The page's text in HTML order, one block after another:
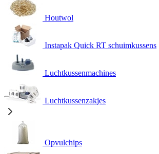
Houtwol
Instapak Quick RT schuimkussens
Luchtkussenmachines
Luchtkussenzakjes
Opvulchips